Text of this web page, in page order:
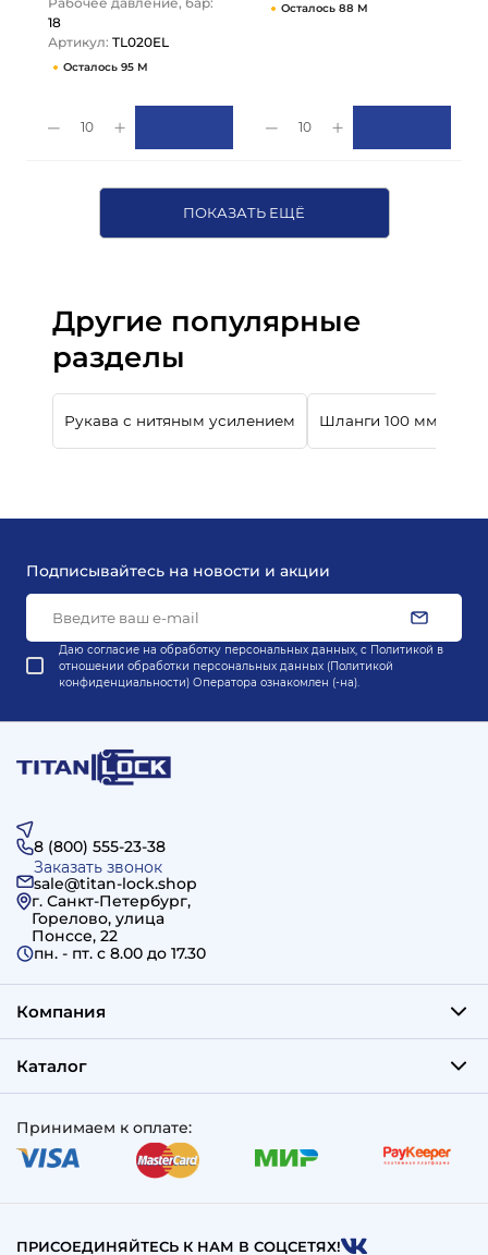
18
Артикул: TL020EL
Осталось 95 М
10
Осталось 88 М
10
ПОКАЗАТЬ ЕЩЁ
Другие популярные
разделы
Рукава с нитяным усилением Шланги 100 мм
Подписывайтесь на новости и акции
Даю согласие на обработку персональных данных, с Политикой в
отношении обработки персональных данных (Политикой
конфиденциальности) Оператора ознакомлен (-на).
8 (800) 555-23-38
Заказать звонок
sale@titan-lock.shop
г. Санкт-Петербург,
Горелово, улица
Понссе, 22
пн. - пт. c 8.00 до 17.30
Компания
Каталог
Принимаем к оплате:
ПРИСОЕДИНЯЙТЕСЬ К НАМ В СОЦСЕТЯХ!